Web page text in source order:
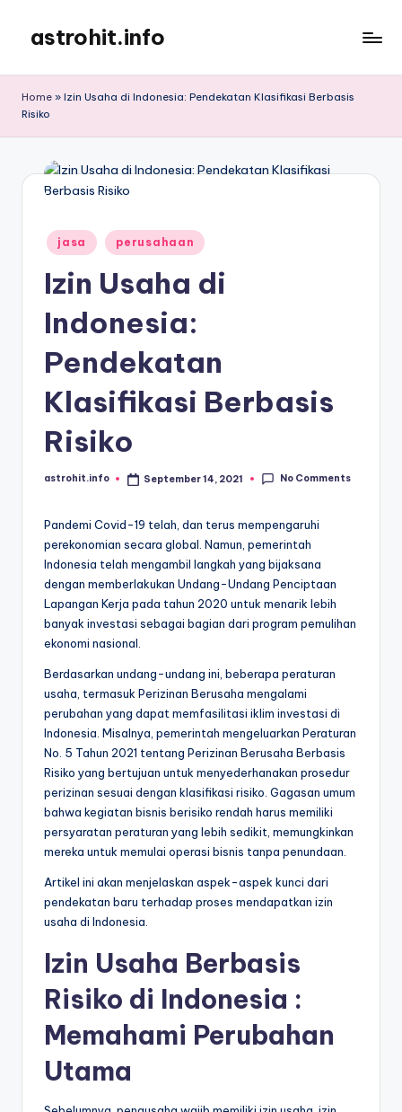
content
astrohit.info
Akurat
Home » Izin Usaha di Indonesia: Pendekatan Klasifikasi Berbasis
Risiko
Posted
in
jasa perusahaan
Izin Usaha di
Indonesia:
Pendekatan
Klasifikasi Berbasis
Risiko
Posted
astrohit.info September 14, 2021 No Comments
Pandemi Covid-19 telah, dan terus mempengaruhi
perekonomian secara global. Namun, pemerintah
Indonesia telah mengambil langkah yang bijaksana
dengan memberlakukan Undang-Undang Penciptaan
Lapangan Kerja pada tahun 2020 untuk menarik lebih
banyak investasi sebagai bagian dari program pemulihan
ekonomi nasional.
Berdasarkan undang-undang ini, beberapa peraturan
usaha, termasuk Perizinan Berusaha mengalami
perubahan yang dapat memfasilitasi iklim investasi di
Indonesia. Misalnya, pemerintah mengeluarkan Peraturan
No. 5 Tahun 2021 tentang Perizinan Berusaha Berbasis
Risiko yang bertujuan untuk menyederhanakan prosedur
perizinan sesuai dengan klasifikasi risiko. Gagasan umum
bahwa kegiatan bisnis berisiko rendah harus memiliki
persyaratan peraturan yang lebih sedikit, memungkinkan
mereka untuk memulai operasi bisnis tanpa penundaan.
Artikel ini akan menjelaskan aspek-aspek kunci dari
pendekatan baru terhadap proses mendapatkan izin
usaha di Indonesia
Izin Usaha Berbasis
Risiko di Indonesia :
Memahami Perubahan
Utama